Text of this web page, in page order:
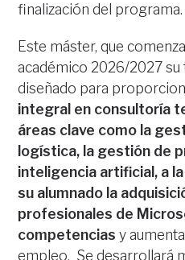
finalización del programa.
Este máster, que
académico 2026/2027 su
diseñado para
integral en consultoría
áreas clave como la
logística, la gestión de
inteligencia artificial, a
su alumnado la
profesionales de
competencias y
empleo. Se desarrollará